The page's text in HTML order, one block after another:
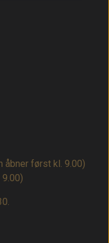
åbner først kl. 9.00)